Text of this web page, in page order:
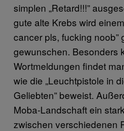
simplen „Retard!!!”
gute alte Krebs wird
cancer pls, fucking noob”
gewunschen. Besonders
Wortmeldungen findet
wie die „Leuchtpistole in
Geliebten” beweist.
Moba-Landschaft ein
zwischen verschiedenen